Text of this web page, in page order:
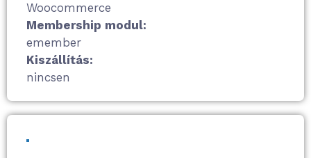
Woocommerce
Membership modul:
emember
Kiszállítás:
nincsen